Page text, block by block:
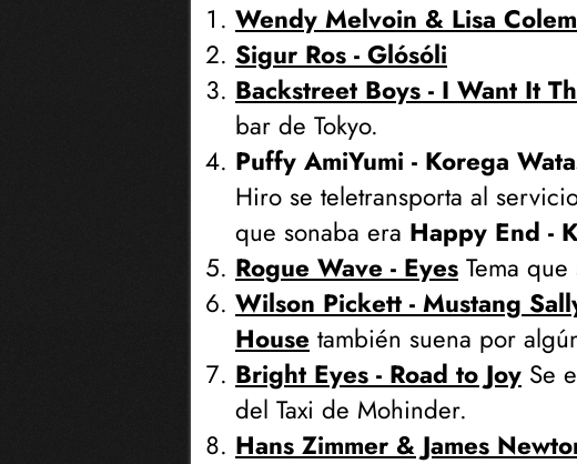
Wendy Melvoin & Lisa
Sigur Ros - Glósóli
Backstreet Boys - I Want It
bar de Tokyo.
Puffy AmiYumi - Korega
Hiro se teletransporta al
que sonaba era Happy End -
Rogue Wave - Eyes Tema
Wilson Pickett - Mustang
House también suena por
Bright Eyes - Road to Joy Se
del Taxi de Mohinder.
Hans Zimmer & James